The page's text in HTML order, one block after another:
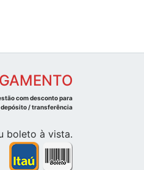
com desconto para
no boleto / depósito / transferência
boleto à vista.